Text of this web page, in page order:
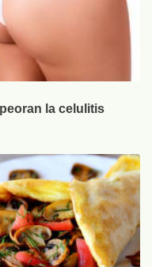
la celulitis